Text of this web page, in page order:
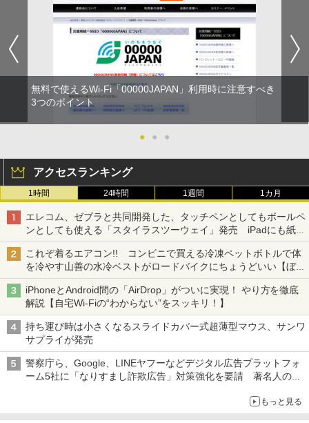
無料で使えるWi-Fi「00000JAPAN」利用時に注意すべき
3つのポイント
● ● ●
アクセスランキング
1時間 24時間 1週間 1カ月
エレコム、ゼブラと共同開発した、タッチペンとしてもボールペ
ンとしても使える「スタイラスツーウェイ」発売 iPadにも紙に
も、持ち替えずに書き込める
これぞ着るエアコン!! コンビニで買える冷凍ペットボトルで体
を冷やす山善の水冷ベストがロードバイクにちょうどいい【ぼっ
ち・ざ・ろーど！その14】【空いた時間でなにしてる？】
iPhoneとAndroid間の「AirDrop」がついに実現！ やり方を徹底
解説【自宅Wi-Fiの“わからない”をスッキリ！】
持ち運び時は小さくなるスライドカバー式超薄型マウス、サンワ
サプライが発売
警察庁ら、Google、LINEヤフーなどデジタル広告プラットフォ
ーム5社に「なりすまし詐欺広告」対策強化を要請 著名人の写
もっと見る